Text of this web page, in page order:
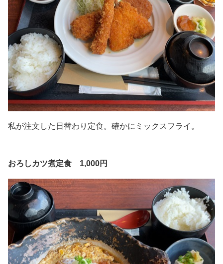
私が注文した日替わり定食。確かにミックスフライ。
おろしカツ煮定食 1,000円